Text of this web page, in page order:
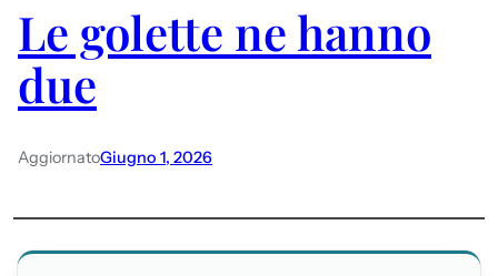
Le golette ne hanno
due
AggiornatoGiugno 1, 2026